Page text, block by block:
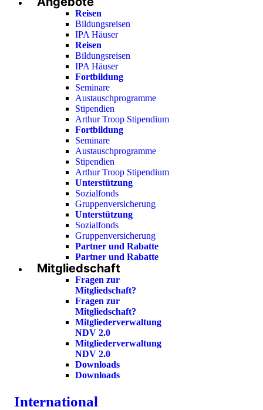
Reisen
Bildungsreisen
IPA Häuser
Reisen
Bildungsreisen
IPA Häuser
Fortbildung
Seminare
Austauschprogramme
Stipendien
Arthur Troop Stipendium
Fortbildung
Seminare
Austauschprogramme
Stipendien
Arthur Troop Stipendium
Unterstützung
Sozialfonds
Gruppenversicherung
Unterstützung
Sozialfonds
Gruppenversicherung
Partner und Rabatte
Partner und Rabatte
Mitgliedschaft
Fragen zur
Mitgliedschaft?
Fragen zur
Mitgliedschaft?
Mitgliederverwaltung
NDV 2.0
Mitgliederverwaltung
NDV 2.0
Downloads
Downloads
International